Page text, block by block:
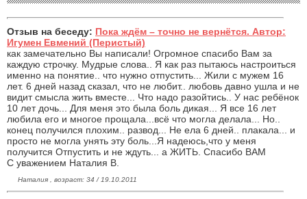
Отзыв на беседу: Пока ждём – точно не вернётся. Автор:
Игумен Евмений (Перистый)
как замечательно Вы написали! Огромное спасибо Вам за
каждую строчку. Мудрые слова.. Я как раз пытаюсь настроиться
именно на понятие.. что нужно отпустить... Жили с мужем 16
лет. 6 дней назад сказал, что не любит.. любовь давно ушла и не
видит смысла жить вместе... Что надо разойтись.. У нас ребёнок
10 лет дочь... Для меня это была боль дикая... Я все 16 лет
любила его и многое прощала...всё что могла делала... Но..
конец получился плохим.. развод... Не ела 6 дней.. плакала... и
просто не могла унять эту боль...Я надеюсь,что у меня
получится Отпустить и не ждуть... а ЖИТЬ. Спасибо ВАМ
С уважением Наталия В.
Наталия , возраст: 34 / 19.10.2011